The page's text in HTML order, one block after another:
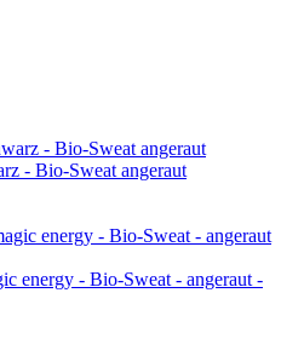
- Bio-Sweat angeraut
energy - Bio-Sweat - angeraut -